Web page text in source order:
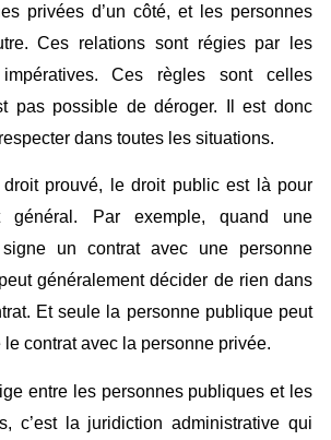
privées d’un côté, et les personnes
Ces relations sont régies par les
Ces règles sont celles
pas possible de déroger. Il est donc
dans toutes les situations.
droit prouvé, le droit public est là pour
général. Par exemple, quand une
un contrat avec une personne
généralement décider de rien dans
Et seule la personne publique peut
contrat avec la personne privée.
entre les personnes publiques et les
c’est la juridiction administrative qui